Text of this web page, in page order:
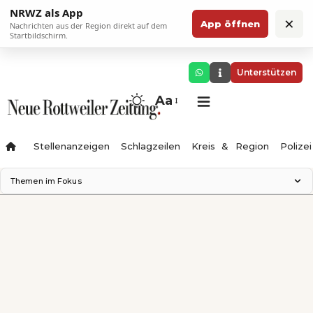
NRWZ als App
Nachrichten aus der Region direkt auf dem
Startbildschirm.
App öffnen ×
Unterstützen
Aa
Stellenanzeigen Schlagzeilen Kreis & Region Polizei
Themen im Fokus